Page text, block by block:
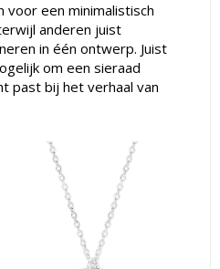
voor een minimalistisch
anderen juist
in één ontwerp. Juist
om een sieraad
past bij het verhaal van